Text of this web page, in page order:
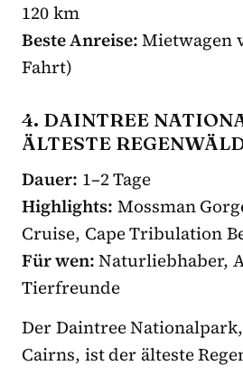
120 km
Beste Anreise:Mietwagen
Fahrt)
4. DAINTREE
ÄLTESTE
Dauer: 1–2 Tage
Highlights: Mossman
Cruise, Cape Tribulation
Für wen:Naturliebhaber,
Tierfreunde
Der Daintree
Cairns, ist der älteste